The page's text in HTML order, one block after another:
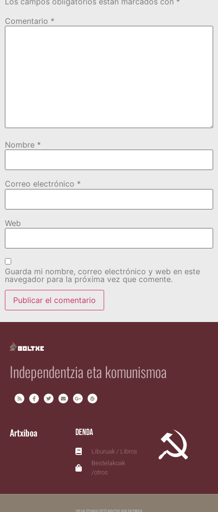
Comentario *
Nombre *
Correo electrónico *
Web
Guarda mi nombre, correo electrónico y web en este
navegador para la próxima vez que comente.
Independentzia eta komunismoa
Artxiboa Denda
Liburuak / Libros
Bestelakoak
/otros